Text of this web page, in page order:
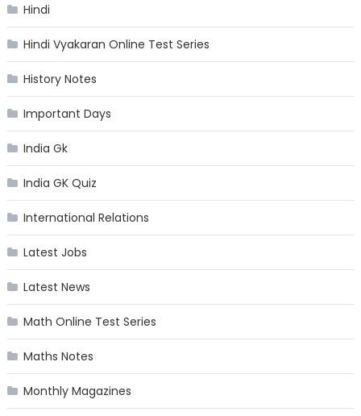
Hindi
Hindi Vyakaran Online Test Series
History Notes
Important Days
India Gk
India GK Quiz
International Relations
Latest Jobs
Latest News
Math Online Test Series
Maths Notes
Monthly Magazines